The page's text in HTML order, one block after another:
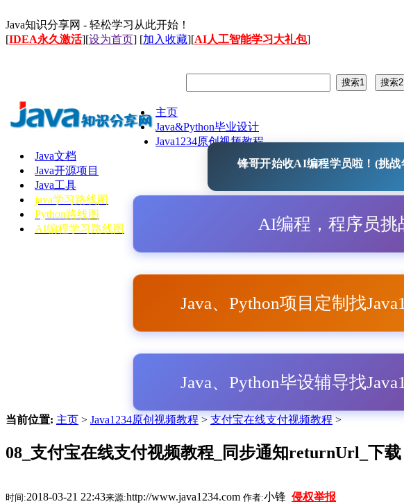
Java知识分享网 - 轻松学习从此开始！
[IDEA永久激活][设为首页] [加入收藏][AI人工智能学习大礼包]
主页
Java&Python毕业设计
Java1234原创视频教程
Java文档
Java开源项目
Java工具
java学习路线图
Python路线图
AI编程学习路线图
锋哥开始收AI编程学员啦！(挑战
AI编程，程序员挑
Java、Python项目定制找
Java、Python毕设辅导找
当前位置: 主页 > Java1234原创视频教程 > 支付宝在线支付视频教程 >
08_支付宝在线支付视频教程_同步通知returnUrl_下载
时间:2018-03-21 22:43来源:http://www.java1234.com 作者:小锋 侵权举报